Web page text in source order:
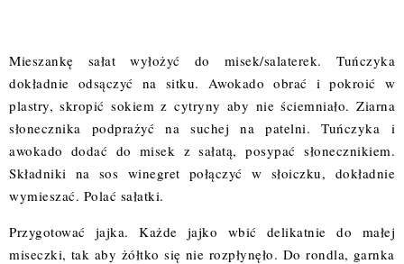
Mieszankę sałat wyłożyć do misek/salaterek. Tuńczyka
dokładnie odsączyć na sitku. Awokado obrać i pokroić w
plastry, skropić sokiem z cytryny aby nie ściemniało. Ziarna
słonecznika podprażyć na suchej na patelni. Tuńczyka i
awokado dodać do misek z sałatą, posypać słonecznikiem.
Składniki na sos winegret połączyć w słoiczku, dokładnie
wymieszać. Polać sałatki.
Przygotować jajka. Każde jajko wbić delikatnie do małej
miseczki, tak aby żółtko się nie rozpłynęło. Do rondla, garnka